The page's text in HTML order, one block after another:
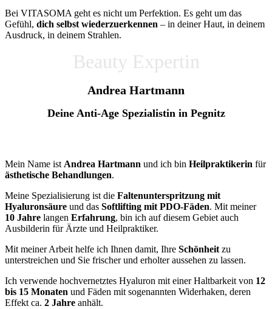
Bei VITASOMA geht es nicht um Perfektion. Es geht um das
Gefühl, dich selbst wiederzuerkennen – in deiner Haut, in deinem
Ausdruck, in deinem Strahlen.
Beauty Expertin
Andrea Hartmann
Deine Anti-Age Spezialistin in Pegnitz
Mein Name istAndrea Hartmann und ich bin Heilpraktikerin für
ästhetische Behandlungen.
Meine Spezialisierung ist die Faltenunterspritzung mit
Hyaluronsäure und das Softlifting mit PDO-Fäden. Mit meiner
10 Jahre langen Erfahrung, bin ich auf diesem Gebiet auch
Ausbilderin für Ärzte und Heilpraktiker.
Mit meiner Arbeit helfe ich Ihnen damit, Ihre Schönheitzu
unterstreichen und Sie frischer und erholter aussehen zu lassen.
Ich verwende hochvernetztes Hyaluron mit einer Haltbarkeit von 12
bis 15 Monaten und Fäden mit sogenannten Widerhaken, deren
Effekt ca. 2 Jahre anhält.